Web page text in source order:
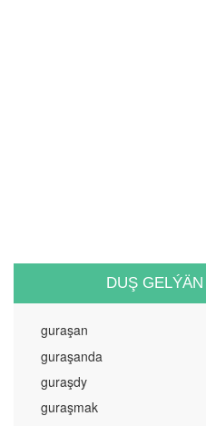
DUŞ
guraşan
guraşanda
guraşdy
guraşmak